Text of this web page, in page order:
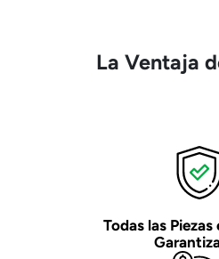
La Ventaja
Todas las